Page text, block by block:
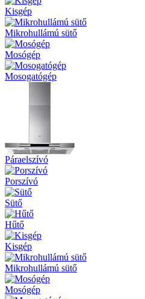
Kisgép
Mikrohullámú sütő
Mosógép
Mosogatógép
Páraelszívó
Porszívó
Sütő
Hűtő
Kisgép
Mikrohullámú sütő
Mosógép